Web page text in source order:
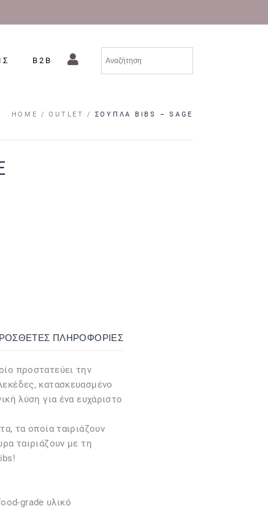
B2B
HOME OUTLET ΣΟΥΠΛΑ BIBS – SAGE
ΠΛΗΡΟΦΟΡΊΕΣ
προστατεύει την
κατασκευασμένο
λύση για ένα ευχάριστο
τα οποία ταιριάζουν
ταιριάζουν με τη
grade υλικό